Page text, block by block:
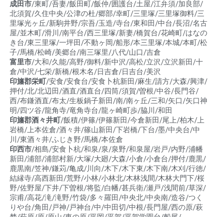
成田市/東町/吾妻/飯田町/飯仲/囲護台/土屋/江弁須/加良部/
北須賀/久住中央/公津の杜/郷部/幸町/三里塚/三里塚御料/三
里塚光ヶ丘/新駒井野/宗吾/玉造/寺台/東和田/中台/長沼/名古
屋/並木町/滑川/南平台/西三里塚/新妻/橋賀台/花崎町/はなの
き台/東三里塚/一坪田/不動ヶ岡/船形/本三里塚/本城/本町/松
子/馬橋/松崎/美郷台/南三塚里/八代/山口/吉倉
富里市/大和/久能/高野/御料/新中沢/高松/立沢/立沢新田/十
倉/中沢/七栄/新橋/根木名/日吉倉/日吉台/美沢
印旛郡栄町/安食/安食台/安食卜杭新田/麻生/請方/大森/興津/
押付/北/北辺田/酒直/酒直台/四筒/須賀/曽根/中谷/長門谷/
西/布鎌酒直/布太/生板鍋子新田/南/南ヶ丘/三和/矢口/矢口神
明/四ツ谷/龍角寺/竜角寺台/龍ヶ崎町歩/脇川/和田
印旛郡酒々井町/飯積/伊篠/伊篠新田/今倉新田/尾上/柏木/上
岩橋/上本佐倉/酒々井/篠山新田/下岩橋/下台/墨/中央台/中
川/東酒々井/ふじき野/馬橋/本佐倉
印西市/相島/安食卜杭/和泉/泉/泉野/和泉屋/岩戸/内野/浦幡
新田/浦部/浦部村新/大塚/大廻/大森/小倉/小倉台/押付/鹿黒/
鹿黒南/笠神/鎌苅/亀成/川向/木下/木下東/木下南/木刈/行徳/
結縁寺/高西新田/荒野/小林/小林北/木林浅間/木林大門下/桜
野/佐野屋/下井/下曽根/将監/白幡/甚兵衛/瀬戸/浅間前/草深/
宗甫/高花/滝/滝野/竹袋/多々羅田/中央北/中央南/造谷/つく
りや台/角田/戸神/戸神台/中/中田切/中根/長門屋/西の原/萩